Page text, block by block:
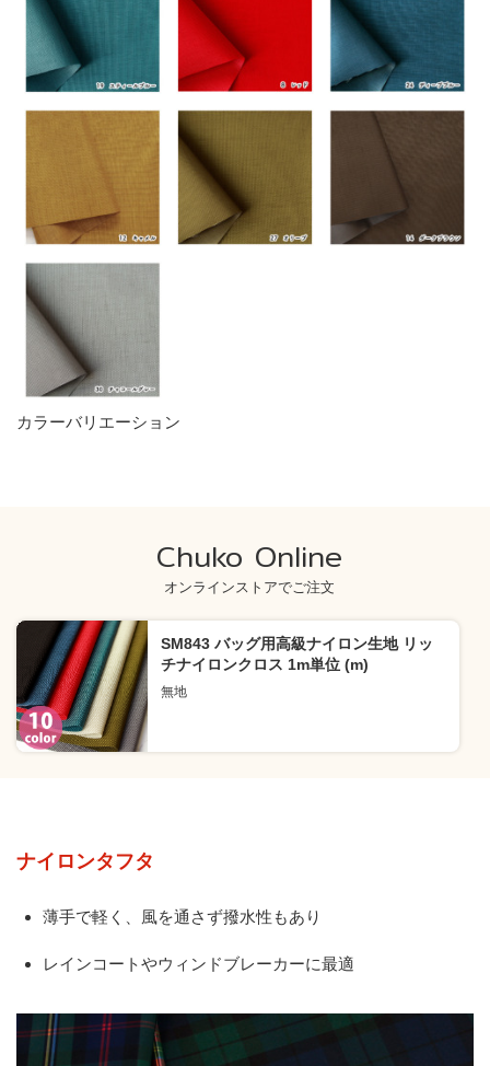
カラーバリエーション
Chuko Online
オンラインストアでご注文
SM843 バッグ用高級ナイロン生地 リッ
チナイロンクロス 1m単位 (m)
無地
ナイロンタフタ
薄手で軽く、風を通さず撥水性もあり
レインコートやウィンドブレーカーに最適